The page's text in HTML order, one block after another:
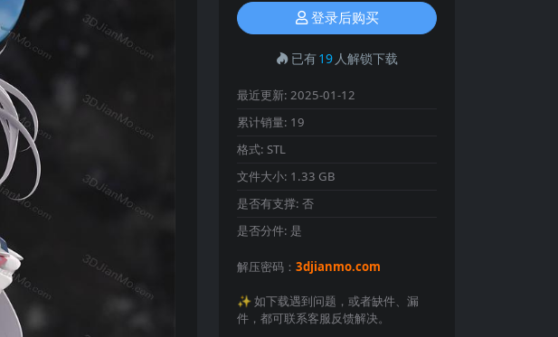
登录后购买
已有19 人解锁下载
最近更新: 2025-01-12
累计销量: 19
格式: STL
文件大小: 1.33 GB
是否有支撑: 否
是否分件: 是
解压密码： 3djianmo.com
✨️ 如下载遇到问题，或者缺件、漏
件，都可联系客服反馈解决。